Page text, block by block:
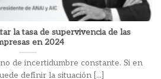
la tasa de supervivencia de las
en 2024
de incertidumbre constante. Si en
definir la situación [...]